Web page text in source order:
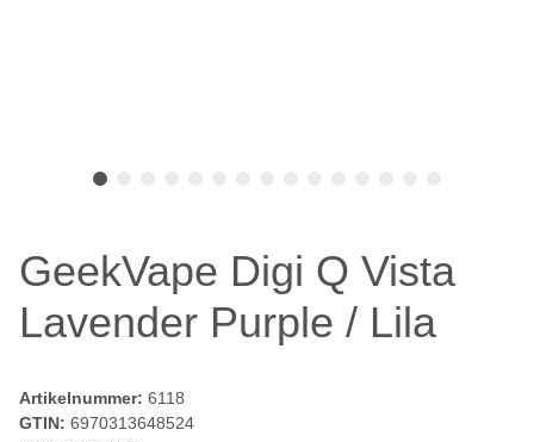
GeekVape Digi Q Vista
Lavender Purple / Lila
Artikelnummer: 6118
GTIN: 6970313648524